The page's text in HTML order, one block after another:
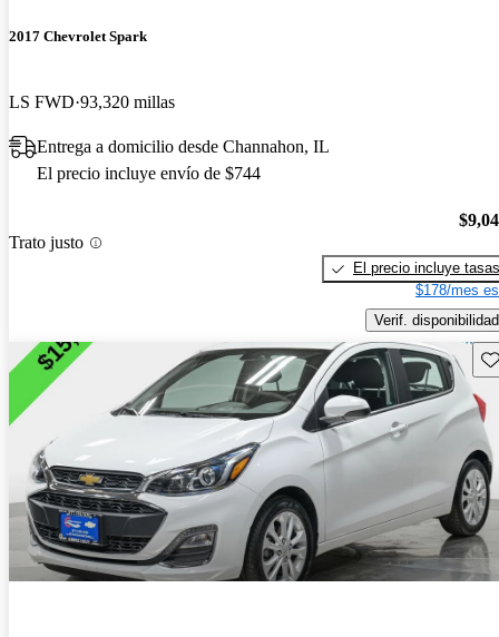
2017 Chevrolet Spark
LS FWD 93,320 millas
Entrega a domicilio desde Channahon, IL
El precio incluye envío de $744
Trato justo
El precio incluye tasas
$178/mes
Verif. disponibilidad